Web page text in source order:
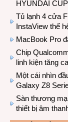
HYUNDAI
Tủ lạnh 4 cửa
InstaView thế
MacBook Pro
Chip
linh kiện tăng
Một cái nhìn
Galaxy Z8
Sàn thương
thiết bị âm